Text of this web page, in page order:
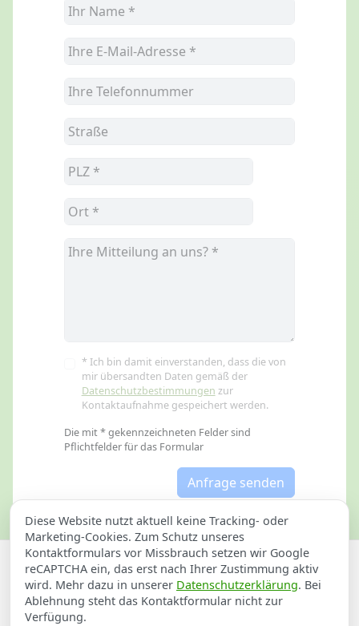
* Ich bin damit einverstanden, dass die von
mir übersandten Daten gemäß der
Datenschutzbestimmungen zur
Kontaktaufnahme gespeichert werden.
Die mit * gekennzeichneten Felder sind
Pflichtfelder für das Formular
Anfrage senden
Datenschutzerklärung Impressum
Schlüsselnotdienst für Offenau
Diese Website nutzt aktuell keine Tracking- oder
Marketing-Cookies. Zum Schutz unseres
Kontaktformulars vor Missbrauch setzen wir Google
reCAPTCHA ein, das erst nach Ihrer Zustimmung aktiv
wird. Mehr dazu in unserer Datenschutzerklärung. Bei
Ablehnung steht das Kontaktformular nicht zur
Verfügung.